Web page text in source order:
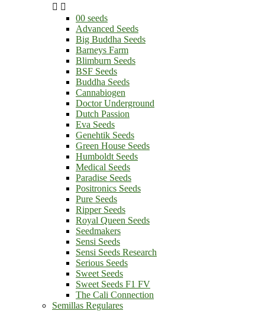
 
00 seeds
Advanced Seeds
Big Buddha Seeds
Barneys Farm
Blimburn Seeds
BSF Seeds
Buddha Seeds
Cannabiogen
Doctor Underground
Dutch Passion
Eva Seeds
Genehtik Seeds
Green House Seeds
Humboldt Seeds
Medical Seeds
Paradise Seeds
Positronics Seeds
Pure Seeds
Ripper Seeds
Royal Queen Seeds
Seedmakers
Sensi Seeds
Sensi Seeds Research
Serious Seeds
Sweet Seeds
Sweet Seeds F1 FV
The Cali Connection
Semillas Regulares